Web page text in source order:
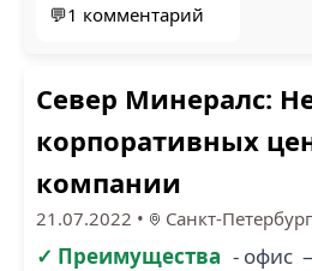
💬1 комментарий
Север Минералс:
корпоративных
компании
21.07.2022 • Санкт-Петербург
✓ Преимущества - офис